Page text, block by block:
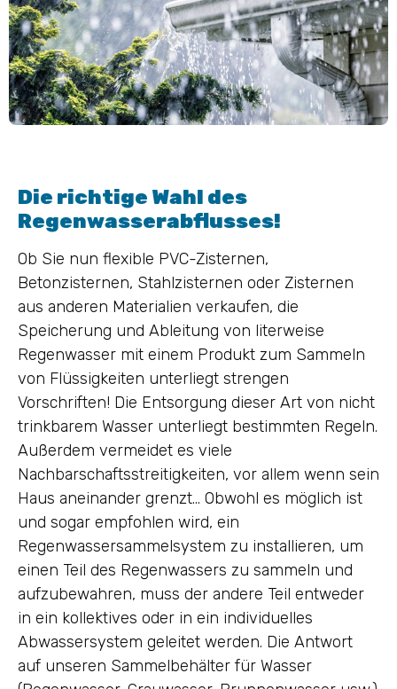
Die richtige Wahl des
Regenwasserabflusses!
Ob Sie nun flexible PVC-Zisternen,
Betonzisternen, Stahlzisternen oder Zisternen
aus anderen Materialien verkaufen, die
Speicherung und Ableitung von literweise
Regenwasser mit einem Produkt zum Sammeln
von Flüssigkeiten unterliegt strengen
Vorschriften! Die Entsorgung dieser Art von nicht
trinkbarem Wasser unterliegt bestimmten Regeln.
Außerdem vermeidet es viele
Nachbarschaftsstreitigkeiten, vor allem wenn sein
Haus aneinander grenzt… Obwohl es möglich ist
und sogar empfohlen wird, ein
Regenwassersammelsystem zu installieren, um
einen Teil des Regenwassers zu sammeln und
aufzubewahren, muss der andere Teil entweder
in ein kollektives oder in ein individuelles
Abwassersystem geleitet werden. Die Antwort
auf unseren Sammelbehälter für Wasser